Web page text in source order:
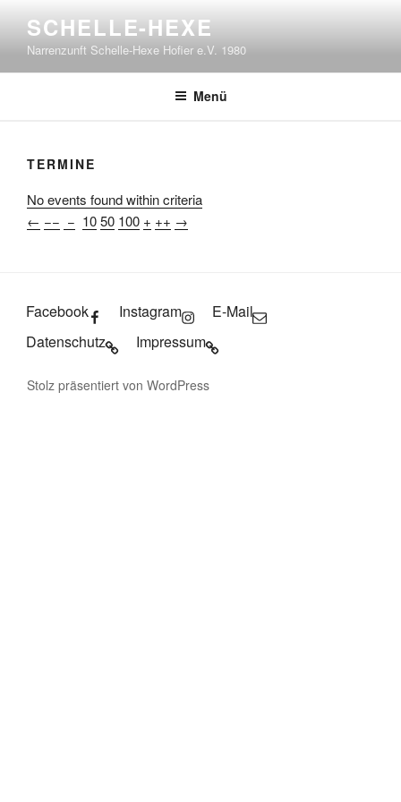
Inhalt
springen
SCHELLE-HEXE
Narrenzunft Schelle-Hexe Hofier e.V. 1980
Menü
TERMINE
No events found within criteria
← −− − 1050 100 + ++ →
Facebook Instagram
E-Mail
Datenschutz
Impressum
Stolz präsentiert von WordPress